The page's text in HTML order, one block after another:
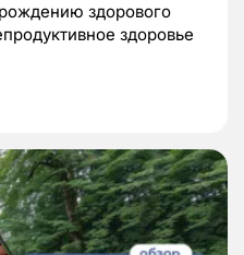
здорового
здоровье